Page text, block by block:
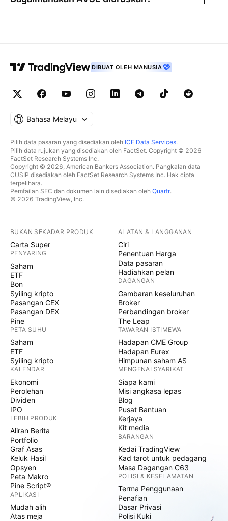
DIBUAT OLEH MANUSIA
Bahasa Melayu
Pilih data pasaran yang disediakan oleh ICE Data Services.
Pilih data rujukan yang disediakan oleh FactSet. Copyright © 2026
FactSet Research Systems Inc.
Copyright © 2026, American Bankers Association. Pangkalan data
CUSIP disediakan oleh FactSet Research Systems Inc. Hak cipta
terpelihara.
Pemfailan SEC dan dokumen lain disediakan oleh Quartr.
© 2026 TradingView, Inc.
BUKAN SEKADAR PRODUK
Carta Super
PENYARING
Saham
ETF
Bon
Syiling kripto
Pasangan CEX
Pasangan DEX
Pine
PETA SUHU
Saham
ETF
Syiling kripto
KALENDAR
Ekonomi
Perolehan
Dividen
IPO
LEBIH PRODUK
Aliran Berita
Portfolio
Graf Asas
Keluk Hasil
Opsyen
Peta Makro
Pine Script®
APLIKASI
Mudah alih
Atas meja
ALATAN & LANGGANAN
Ciri
Penentuan Harga
Data pasaran
Hadiahkan pelan
DAGANGAN
Gambaran keseluruhan
Broker
Perbandingan broker
The Leap
TAWARAN ISTIMEWA
Hadapan CME Group
Hadapan Eurex
Himpunan saham AS
MENGENAI SYARIKAT
Siapa kami
Misi angkasa lepas
Blog
Pusat Bantuan
Kerjaya
Kit media
BARANGAN
Kedai TradingView
Kad tarot untuk pedagang
Masa Dagangan C63
POLISI & KESELAMATAN
Terma Penggunaan
Penafian
Dasar Privasi
Polisi Kuki